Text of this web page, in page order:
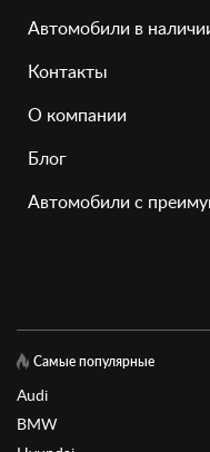
Автомобили в
Контакты
О компании
Блог
Автомобили с
Самые популярные
Audi
BMW